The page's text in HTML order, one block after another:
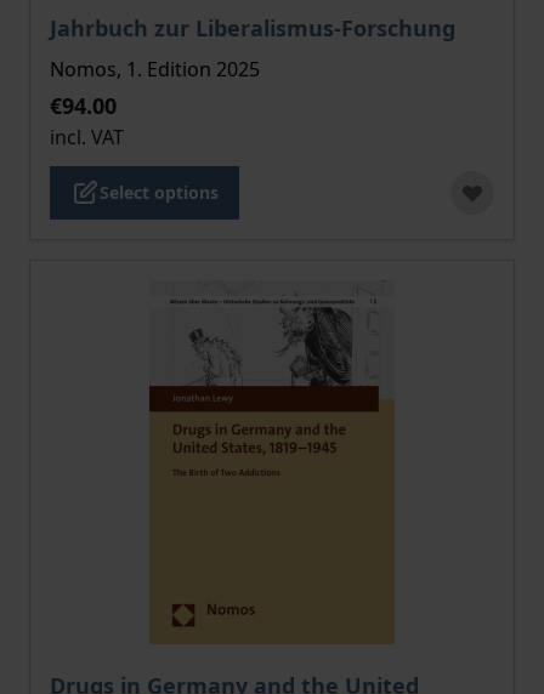
Jahrbuch zur Liberalismus-Forschung
The price depends on the options chosen on the
Nomos, 1. Edition 2025
€94.00
incl. VAT
Select options
Drugs in Germany and the United
The price depends on the options chosen on the